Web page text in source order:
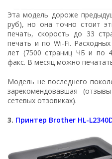
Эта модель дороже
руб), но она точно стоит
печать, скорость до 33
печать и по Wi-Fi.
лет (7500 страниц ЧБ и по
факс. В месяц можно
Модель не последнего
зарекомендовавшая
сетевых отзовиках).
3. Принтер Brother HL-